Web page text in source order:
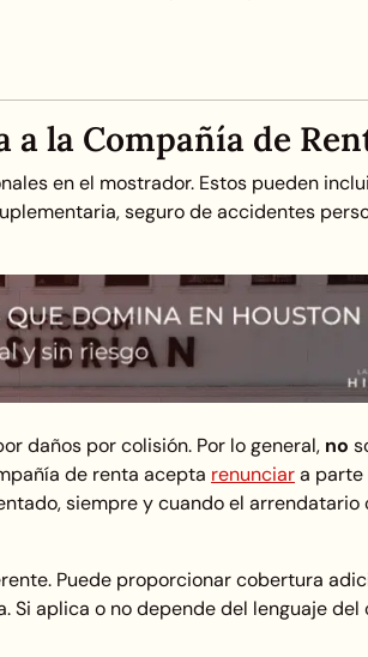
a la Compañía de
en el mostrador. Estos pueden
seguro de accidentes
daños por colisión. Por lo general, no
de renta acepta renunciara parte
siempre y cuando el arrendatario
Puede proporcionar cobertura
aplica o no depende del lenguaje del